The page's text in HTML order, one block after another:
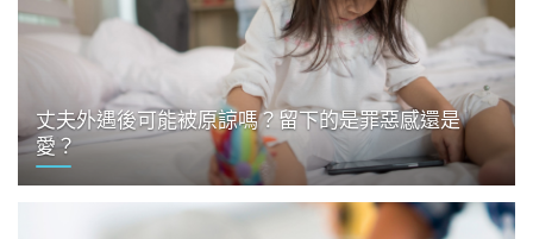
丈夫外遇後可能被原諒嗎？留下的是罪惡感還是
愛？